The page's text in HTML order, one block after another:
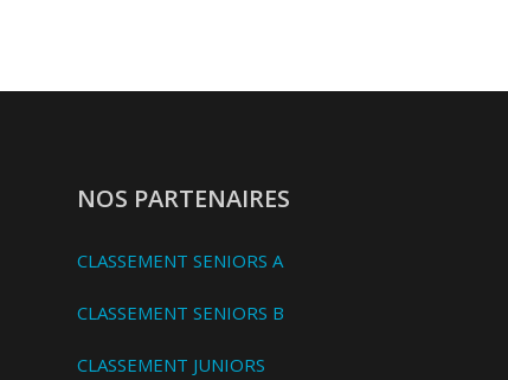
NOS PARTENAIRES
CLASSEMENT SENIORS A
CLASSEMENT SENIORS B
CLASSEMENT JUNIORS